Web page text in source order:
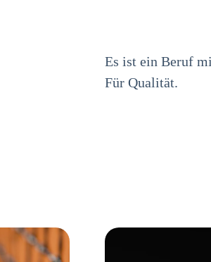
Es ist ein Beruf
Für Qualität.